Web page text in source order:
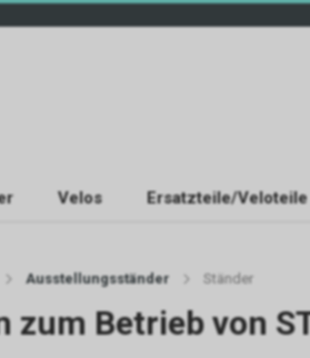
Velos Ersatzteile/Veloteile
Ausstellungsständer Ständer
Betrieb von